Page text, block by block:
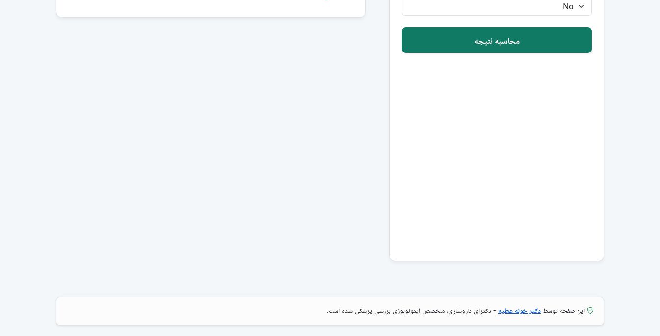
محاسبه نتیجه
این صفحه توسط دکتر خوله عطیه – دکترای داروسازی، متخصص ایمونولوژی بررسی پزشکی شده است.